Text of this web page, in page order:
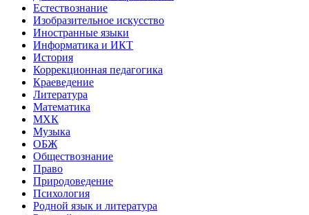
Естествознание
Изобразительное искусство
Иностранные языки
Информатика и ИКТ
История
Коррекционная педагогика
Краеведение
Литература
Математика
МХК
Музыка
ОБЖ
Обществознание
Право
Природоведение
Психология
Родной язык и литература